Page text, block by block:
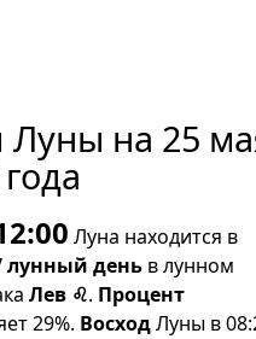
Луны на 25
Луна находится в
лунный день в лунном
Лев ♌. Процент
29%. ВосходЛуны в